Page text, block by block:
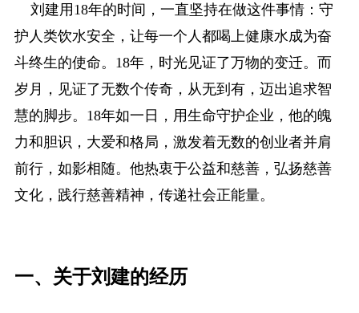
刘建用18年的时间，一直坚持在做这件事情：守
护人类饮水安全，让每一个人都喝上健康水成为奋
斗终生的使命。18年，时光见证了万物的变迁。而
岁月，见证了无数个传奇，从无到有，迈出追求智
慧的脚步。18年如一日，用生命守护企业，他的魄
力和胆识，大爱和格局，激发着无数的创业者并肩
前行，如影相随。他热衷于公益和慈善，弘扬慈善
文化，践行慈善精神，传递社会正能量。
一、关于刘建的经历